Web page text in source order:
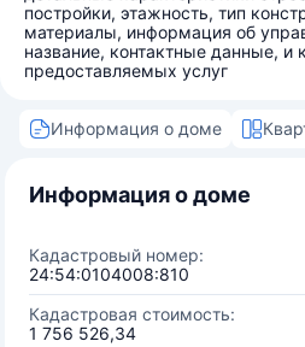
постройки, этажность, тип
материалы, информация об
название, контактные данные, и
предоставляемых услуг
Информация о доме
Информация о доме
Кадастровый номер:
24:54:0104008:810
Кадастровая стоимость:
1 756 526,34